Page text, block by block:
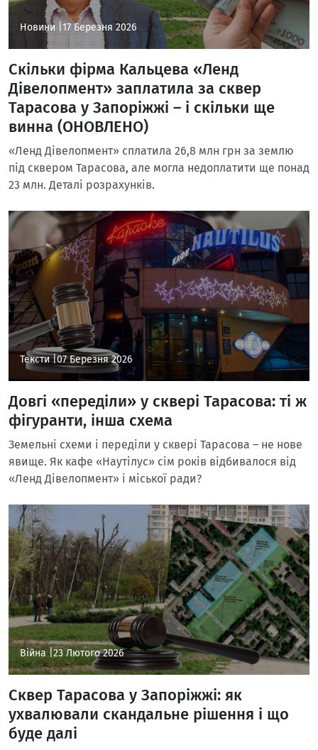
Новини |17 Березня 2026
Скільки фірма Кальцева «Ленд
Дівелопмент» заплатила за сквер
Тарасова у Запоріжжі – і скільки ще
винна (ОНОВЛЕНО)
«Ленд Дівелопмент» сплатила 26,8 млн грн за землю
під сквером Тарасова, але могла недоплатити ще понад
23 млн. Деталі розрахунків.
Тексти |07 Березня 2026
Довгі «переділи» у сквері Тарасова: ті ж
фігуранти, інша схема
Земельні схеми і переділи у сквері Тарасова – не нове
явище. Як кафе «Наутілус» сім років відбивалося від
«Ленд Дівелопмент» і міської ради?
Війна |23 Лютого 2026
Сквер Тарасова у Запоріжжі: як
ухвалювали скандальне рішення і що
буде далі